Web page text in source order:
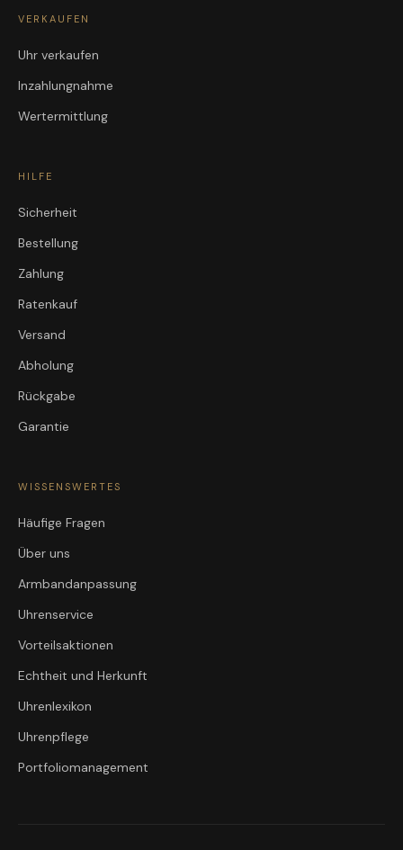
VERKAUFEN
Uhr verkaufen
Inzahlungnahme
Wertermittlung
HILFE
Sicherheit
Bestellung
Zahlung
Ratenkauf
Versand
Abholung
Rückgabe
Garantie
WISSENSWERTES
Häufige Fragen
Über uns
Armbandanpassung
Uhrenservice
Vorteilsaktionen
Echtheit und Herkunft
Uhrenlexikon
Uhrenpflege
Portfoliomanagement